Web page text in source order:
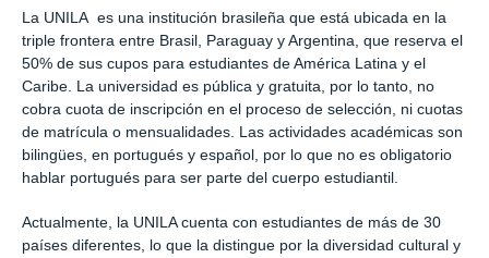
La UNILA es una institución brasileña que está ubicada en la
triple frontera entre Brasil, Paraguay y Argentina, que reserva el
50% de sus cupos para estudiantes de América Latina y el
Caribe. La universidad es pública y gratuita, por lo tanto, no
cobra cuota de inscripción en el proceso de selección, ni cuotas
de matrícula o mensualidades. Las actividades académicas son
bilingües, en portugués y español, por lo que no es obligatorio
hablar portugués para ser parte del cuerpo estudiantil.
Actualmente, la UNILA cuenta con estudiantes de más de 30
países diferentes, lo que la distingue por la diversidad cultural y